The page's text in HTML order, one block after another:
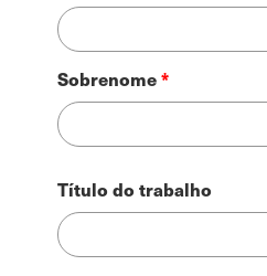
Sobrenome
Título do trabalho